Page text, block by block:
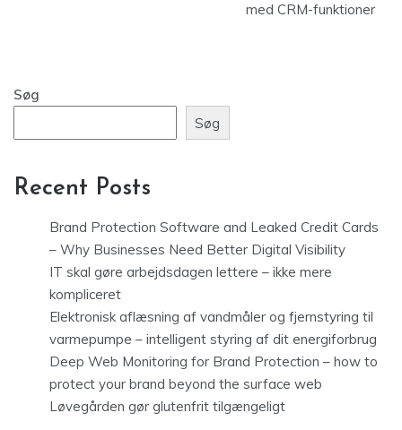
med CRM-funktioner
Søg
Søg
Recent Posts
Brand Protection Software and Leaked Credit Cards
– Why Businesses Need Better Digital Visibility
IT skal gøre arbejdsdagen lettere – ikke mere
kompliceret
Elektronisk aflæsning af vandmåler og fjernstyring til
varmepumpe – intelligent styring af dit energiforbrug
Deep Web Monitoring for Brand Protection – how to
protect your brand beyond the surface web
Løvegården gør glutenfrit tilgængeligt